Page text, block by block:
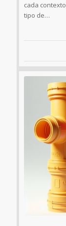
cada
tipo de…